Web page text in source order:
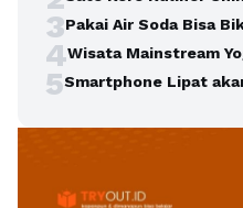
3Pakai Air Soda Bisa
4Wisata Mainstream
5Smartphone Lipat